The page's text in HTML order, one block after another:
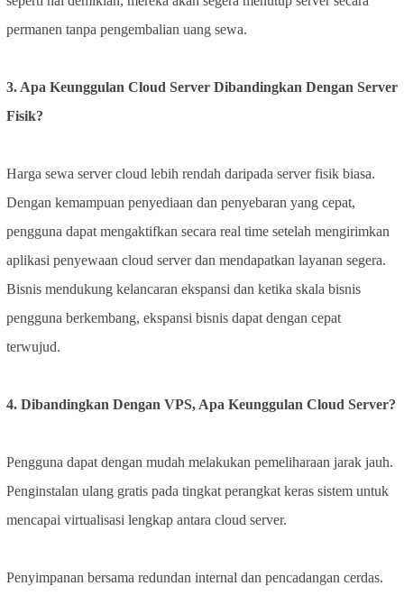
permanen tanpa pengembalian uang sewa.
3. Apa Keunggulan Cloud Server Dibandingkan Dengan Server
Fisik?
Harga sewa server cloud lebih rendah daripada server fisik biasa.
Dengan kemampuan penyediaan dan penyebaran yang cepat,
pengguna dapat mengaktifkan secara real time setelah mengirimkan
aplikasi penyewaan cloud server dan mendapatkan layanan segera.
Bisnis mendukung kelancaran ekspansi dan ketika skala bisnis
pengguna berkembang, ekspansi bisnis dapat dengan cepat
terwujud.
4. Dibandingkan Dengan VPS, Apa Keunggulan Cloud Server?
Pengguna dapat dengan mudah melakukan pemeliharaan jarak jauh.
Penginstalan ulang gratis pada tingkat perangkat keras sistem untuk
mencapai virtualisasi lengkap antara cloud server.
Penyimpanan bersama redundan internal dan pencadangan cerdas.